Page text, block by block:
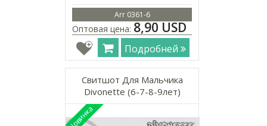
Arr 0361-6
Оптовая цена: 8,90 USD
Подробней
Свитшот Для Мальчика
Divonette (6-7-8-9лет)